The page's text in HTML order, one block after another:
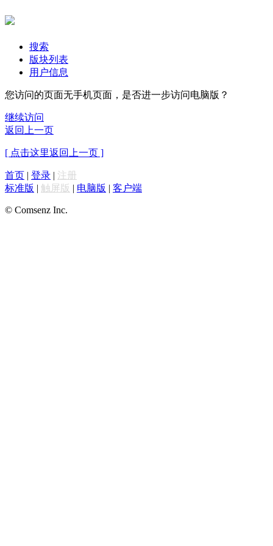
搜索
版块列表
用户信息
您访问的页面无手机页面，是否进一步访问电脑版？
继续访问
返回上一页
[ 点击这里返回上一页 ]
首页 | 登录 | 注册
标准版 | 触屏版 | 电脑版 | 客户端
© Comsenz Inc.